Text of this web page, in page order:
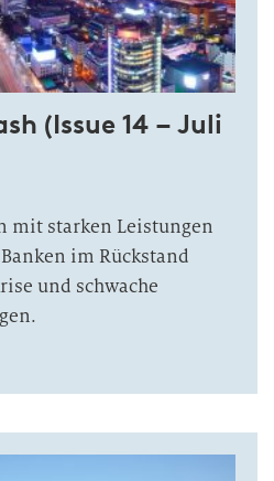
(Issue 14 – Juli
mit starken Leistungen
im Rückstand
und schwache